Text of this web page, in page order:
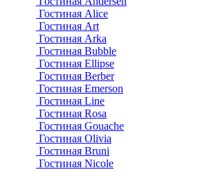
Гостиная Alice
Гостиная Art
Гостиная Arka
Гостиная Bubble
Гостиная Ellipse
Гостиная Berber
Гостиная Emerson
Гостиная Line
Гостиная Rosa
Гостиная Gouache
Гостиная Olivia
Гостиная Bruni
Гостиная Nicole